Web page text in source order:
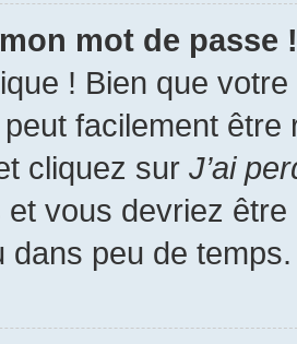
mot de passe !
! Bien que
facilement
cliquez sur J’ai
et vous devriez
dans peu de temps.